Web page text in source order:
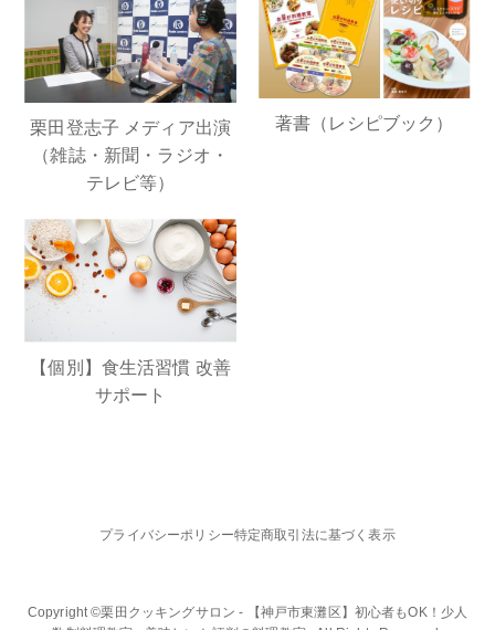
栗田登志子 メディア出演
（雑誌・新聞・ラジオ・
テレビ等）
著書（レシピブック）
【個別】食生活習慣 改善
サポート
プライバシーポリシー特定商取引法に基づく表示
Copyright ©栗田クッキングサロン - 【神戸市東灘区】初心者もOK！少人